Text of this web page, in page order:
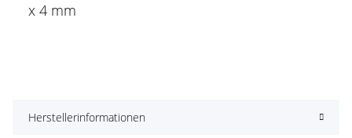
x 4 mm
Herstellerinformationen